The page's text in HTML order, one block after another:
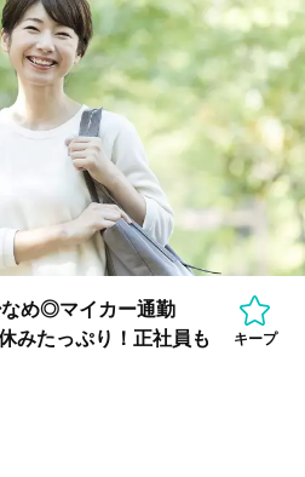
め◎マイカー通勤
みたっぷり！正社員も
キープ